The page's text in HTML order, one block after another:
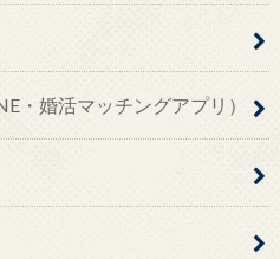
・婚活マッチングアプリ）